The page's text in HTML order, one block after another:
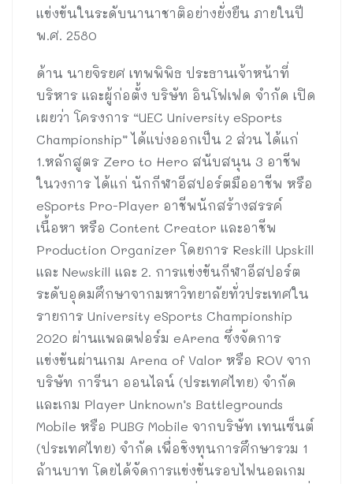
แข่งขันในระดับนานาชาติอย่างยั่งยืน ภายในปี
พ.ศ. 2580
ด้าน นายจิรยศ เทพพิพิธ ประธานเจ้าหน้าที่
บริหาร และผู้ก่อตั้ง บริษัท อินโฟเฟด จำกัด เปิด
เผยว่า โครงการ “UEC University eSports
Championship” ได้แบ่งออกเป็น 2 ส่วน ได้แก่
1.หลักสูตร Zero to Hero สนับสนุน 3 อาชีพ
ในวงการ ได้แก่ นักกีฬาอีสปอร์ตมืออาชีพ หรือ
eSports Pro-Player อาชีพนักสร้างสรรค์
เนื้อหา หรือ Content Creator และอาชีพ
Production Organizer โดยการ Reskill Upskill
และ Newskill และ 2. การแข่งขันกีฬาอีสปอร์ต
ระดับอุดมศึกษาจากมหาวิทยาลัยทั่วประเทศใน
รายการ University eSports Championship
2020 ผ่านแพลตฟอร์ม eArena ซึ่งจัดการ
แข่งขันผ่านเกม Arena of Valor หรือ ROV จาก
บริษัท การีนา ออนไลน์ (ประเทศไทย) จำกัด
และเกม Player Unknown’s Battlegrounds
Mobile หรือ PUBG Mobile จากบริษัท เทนเซ็นต์
(ประเทศไทย) จำกัด เพื่อชิงทุนการศึกษารวม 1
ล้านบาท โดยได้จัดการแข่งขันรอบไฟนอลเกม